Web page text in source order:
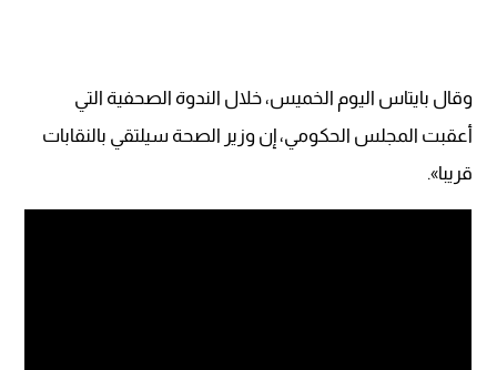
وقال بايتاس اليوم الخميس، خلال الندوة الصحفية التي
أعقبت المجلس الحكومي، إن وزير الصحة سيلتقي بالنقابات
قريبا».